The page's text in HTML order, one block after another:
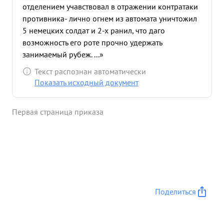
отделением учавствовал в отражении контратаки
противника- лично огнем из автомата уничтожил
5 немецких солдат и 2-х ранил, что даго
возможность его роте прочно удержать
занимаемый рубеж. ...»
Текст распознан автоматически
Показать исходный документ
Первая страница приказа
Поделиться